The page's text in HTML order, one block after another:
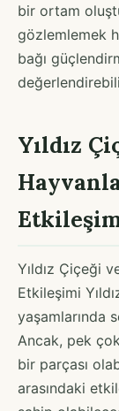
bir ortam
gözlemlemek
bağı
Yıldız
Yıldız Çiçeği
Etkileşimi
yaşamlarında
Ancak, pek
bir parçası
arasındaki